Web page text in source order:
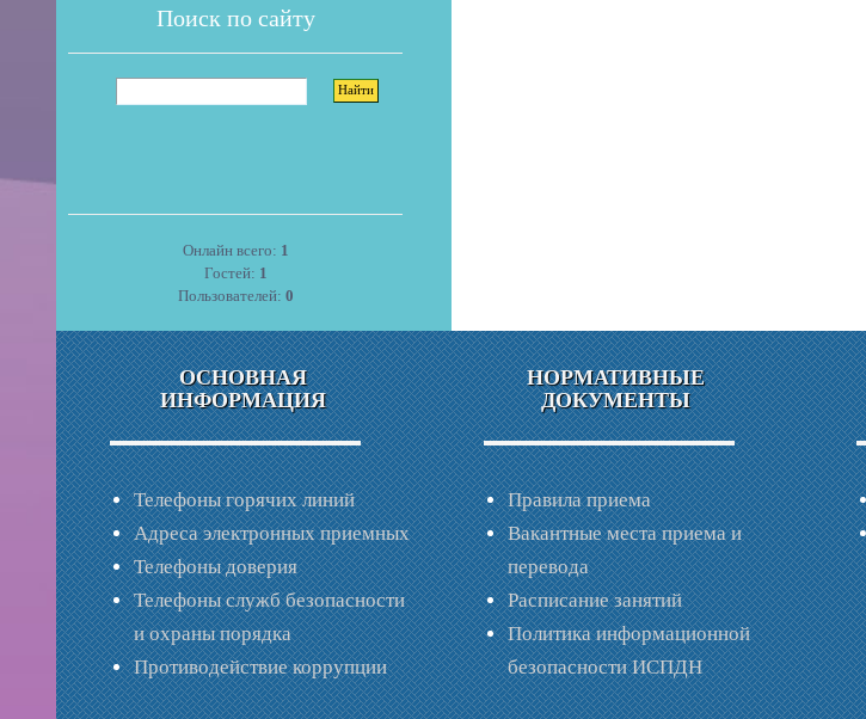
Поиск по сайту
Онлайн всего: 1
Гостей: 1
Пользователей: 0
ОСНОВНАЯ
ИНФОРМАЦИЯ
Телефоны горячих линий
Адреса электронных приемных
Телефоны доверия
Телефоны служб безопасности
и охраны порядка
Противодействие коррупции
НОРМАТИВНЫЕ
ДОКУМЕНТЫ
Правила приема
Вакантные места приема и
перевода
Расписание занятий
Политика информационной
безопасности ИСПДН